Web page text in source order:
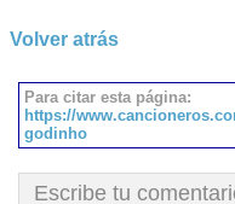
Volver atrás
Para citar esta página:
https://
godinho
Escribe tu